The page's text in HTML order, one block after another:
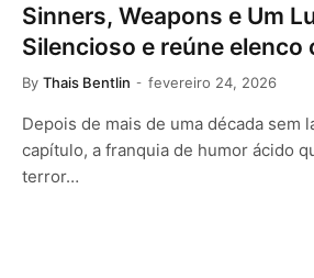
Sinners, Weapons e Um
Silencioso e reúne elenco
By Thais Bentlin fevereiro 24, 2026
Depois de mais de uma década sem
capítulo, a franquia de humor ácido
terror…